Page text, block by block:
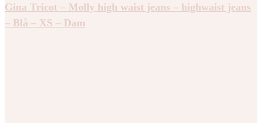
Gina Tricot – Molly high waist jeans – highwaist jeans
– Blå – XS – Dam